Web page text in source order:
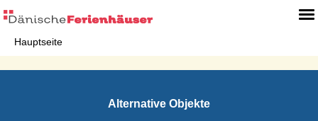
Hauptseite
Alternative Objekte